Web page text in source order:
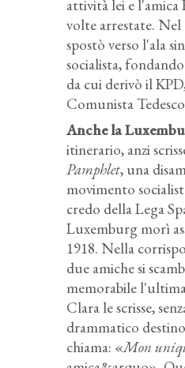
attività lei e l'amica
volte arrestate. Nel
spostò verso l'ala
socialista,
da cui derivò il
Comunista
Anche la
itinerario, anzi
Pamphlet, una
movimento
credo della Lega
Luxemburg morì
1918. Nella
due amiche si
memorabile
Clara le scrisse,
drammatico
chiama: «Mon